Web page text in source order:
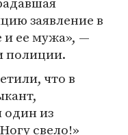
заявление в
и ее мужа», —
полиции.
что в
один из
свело!»